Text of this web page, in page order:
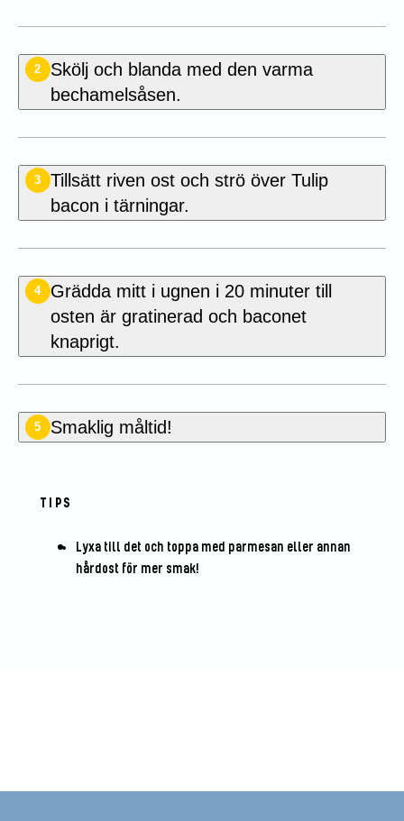
2
Skölj och blanda med den varma
bechamelsåsen.
3
Tillsätt riven ost och strö över Tulip
bacon i tärningar.
4
Grädda mitt i ugnen i 20 minuter till
osten är gratinerad och baconet
knaprigt.
5 Smaklig måltid!
TIPS
Lyxa till det och toppa med parmesan eller annan
hårdost för mer smak!